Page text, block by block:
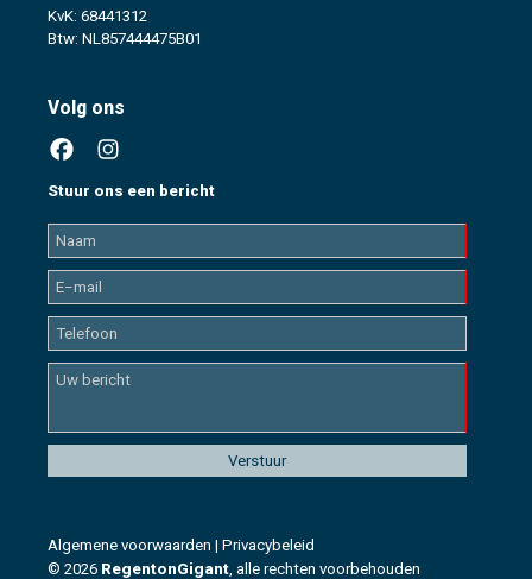
KvK: 68441312
Btw: NL857444475B01
Volg ons
Stuur ons een bericht
Algemene voorwaarden | Privacybeleid
© 2026 RegentonGigant, alle rechten voorbehouden